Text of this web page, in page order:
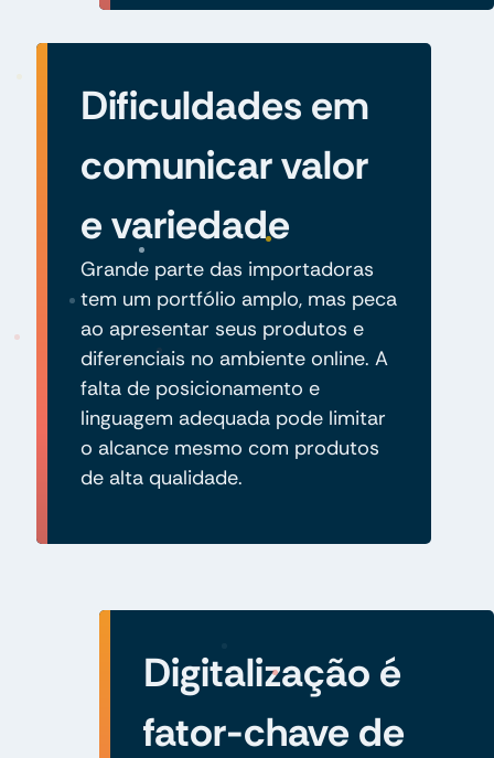
Dificuldades em
comunicar valor
e variedade
Grande parte das importadoras
tem um portfólio amplo, mas peca
ao apresentar seus produtos e
diferenciais no ambiente online. A
falta de posicionamento e
linguagem adequada pode limitar
o alcance mesmo com produtos
de alta qualidade.
Digitalização é
fator-chave de